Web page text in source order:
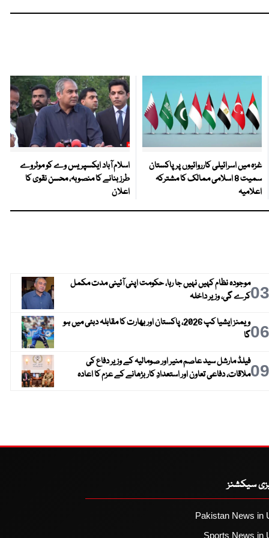
غزہ میں اسرائیلی کارروائیوں پر پاکستان
سمیت 8 اسلامی ممالک کا مشترکہ
اعلامیہ
اسلام آباد ایکسپریس وے کو موٹروے
طرز بنانے کا منصوبہ، محسن نقوی کا
اعلان
03موجودہ نظام کہیں نہیں جا رہا، حکومت اپنی آئینی مدت مکمل
کرے گی، وزیر داخلہ
06
ویمنز ایشیا کپ 2026، پاکستان اور بھارت کا مقابلہ دبئی میں ہو
گا
09فیلڈ مارشل سید عاصم منیر اور صومالیہ کے وزیر دفاع کی
ملاقات، دفاعی تعاون اور استعدادِ کار بڑھانے کے عزم کا اعادہ
سیکشنز
Pakistan News in
Sports News in